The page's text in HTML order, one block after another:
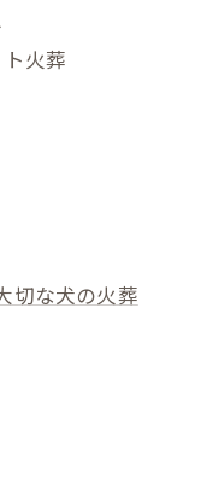
火葬
切な犬の火葬